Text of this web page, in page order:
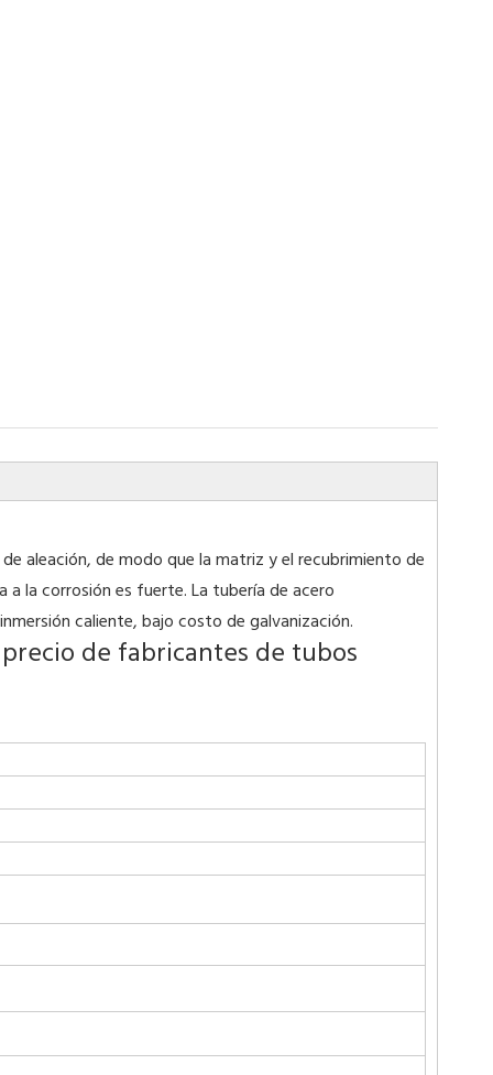
aleación, de modo que la matriz y el recubrimiento de
la corrosión es fuerte. La tubería de acero
caliente, bajo costo de galvanización.
de fabricantes de tubos